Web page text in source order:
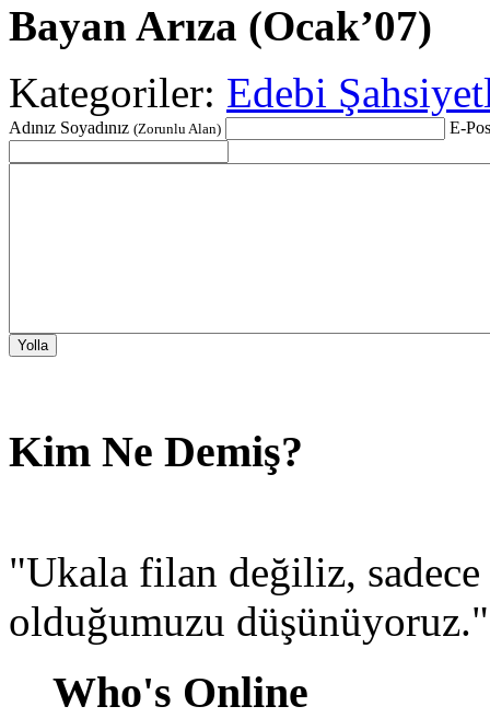
Bayan Arıza (Ocak’07)
Kategoriler: Edebi
Adınız Soyadınız (Zorunlu Alan) E-
Kim Ne Demiş?
"Ukala filan değiliz,
olduğumuzu
Who's Online